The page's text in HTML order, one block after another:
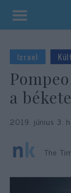
Kilépés
tartalomba
Izrael
a
2019. június 3.
The